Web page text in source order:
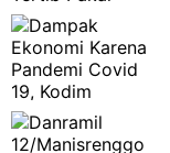
wilayahnya, anggota
masyarakat, dengan